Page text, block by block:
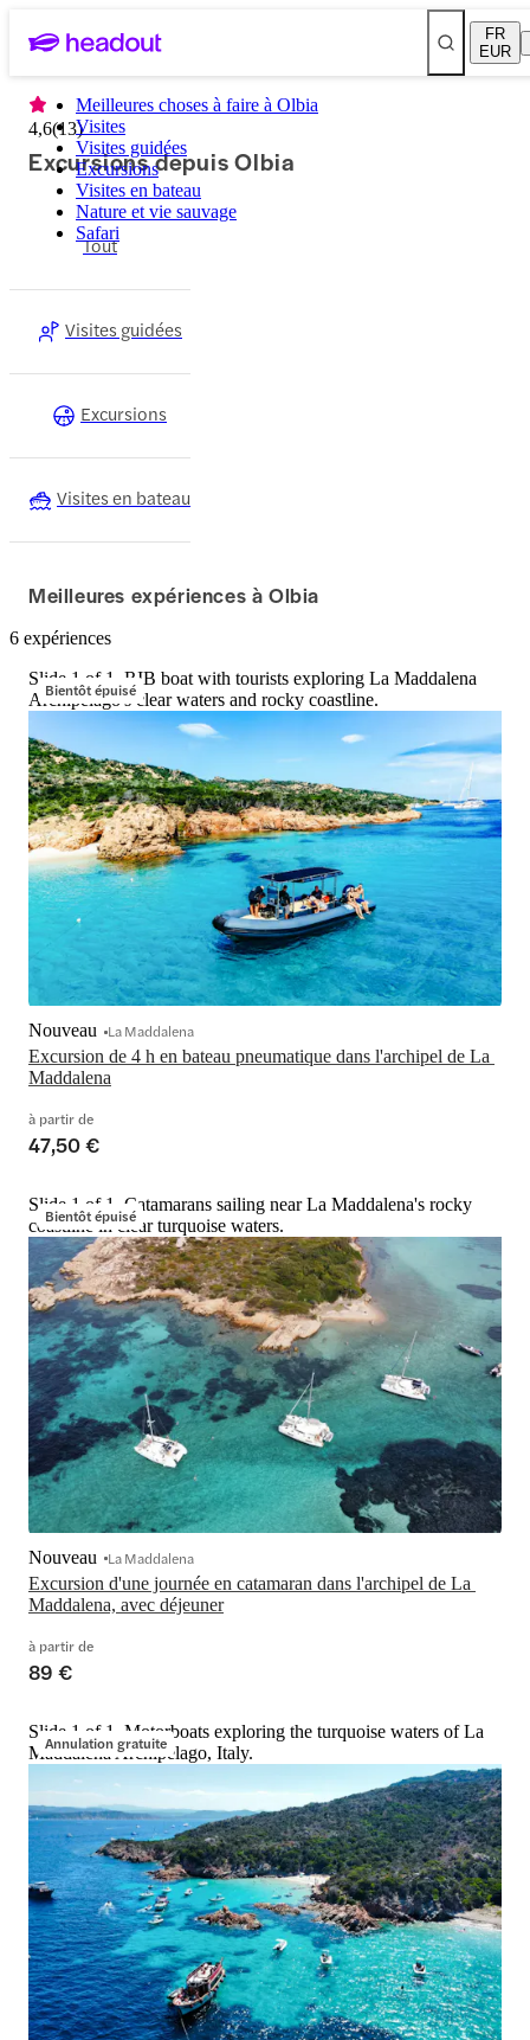
FR
EUR
Meilleures choses à faire à Olbia
Visites
Visites guidées
Excursions
Visites en bateau
Nature et vie sauvage
Safari
4,6(13)
Excursions depuis Olbia
Tout
Visites guidées
Excursions
Visites en bateau
Meilleures expériences à Olbia
6 expériences
Bientôt épuisé
Slide 1 of 1, RIB boat with tourists exploring La Maddalena
Archipelago's clear waters and rocky coastline.
Excursion de 4 h en bateau pneumatique dans l'archipel de La
Maddalena
Nouveau La Maddalena
à partir de
47,50 €
Bientôt épuisé
Slide 1 of 1, Catamarans sailing near La Maddalena's rocky
coastline in clear turquoise waters.
Excursion d'une journée en catamaran dans l'archipel de La
Maddalena, avec déjeuner
Nouveau La Maddalena
à partir de
89 €
Annulation gratuite
Slide 1 of 1, Motorboats exploring the turquoise waters of La
Maddalena Archipelago, Italy.